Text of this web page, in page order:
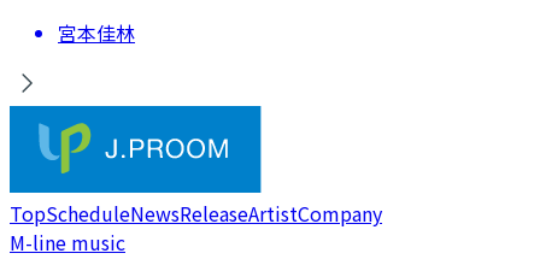
宮本佳林
TopScheduleNewsReleaseArtistCompany
M-line music